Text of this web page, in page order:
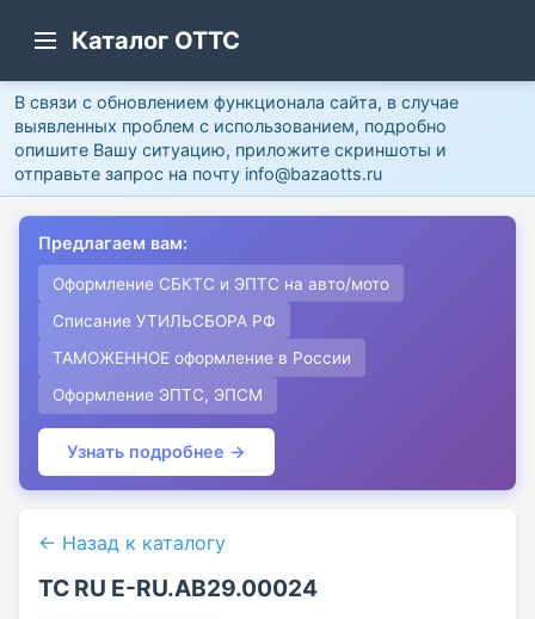
Каталог ОТТС
В связи с обновлением функционала сайта, в случае
выявленных проблем с использованием, подробно
опишите Вашу ситуацию, приложите скриншоты и
отправьте запрос на почту info@bazaotts.ru
Предлагаем вам:
Оформление СБКТС и ЭПТС на авто/мото
Списание УТИЛЬСБОРА РФ
ТАМОЖЕННОЕ оформление в России
Оформление ЭПТС, ЭПСМ
Узнать подробнее →
← Назад к каталогу
ТС RU Е-RU.АВ29.00024